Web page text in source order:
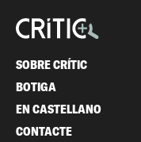
SOBRE CRÍTIC
BOTIGA
EN CASTELLANO
CONTACTE